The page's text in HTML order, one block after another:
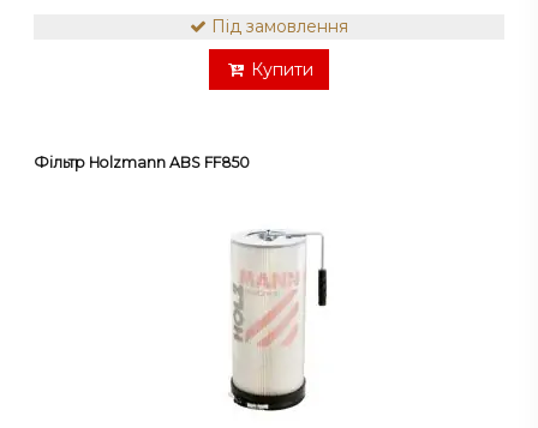
Під замовлення
Купити
Фільтр Holzmann ABS FF850